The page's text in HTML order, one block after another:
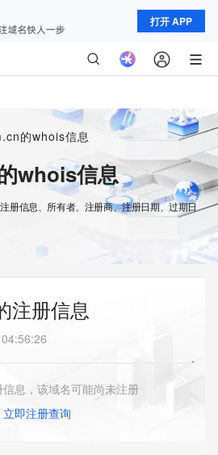
打开 APP
的whois信息
whois信息
册信息、所有者、注册商、注册日期、过期日
注册信息
息，该域名可能尚未注册
立即注册查询